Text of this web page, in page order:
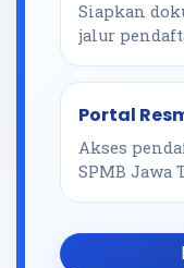
Siapkan
jalur
Portal
Akses
SPMB Jawa